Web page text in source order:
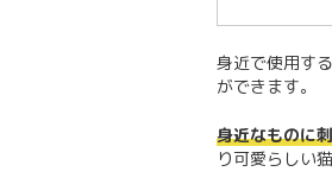
身近で使用す
ができます。
身近なものに
り可愛らしい